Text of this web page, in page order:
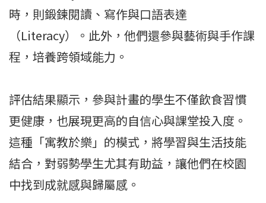
時，則鍛鍊閱讀、寫作與口語表達
（Literacy）。此外，他們還參與藝術與手作課
程，培養跨領域能力。
評估結果顯示，參與計畫的學生不僅飲食習慣
更健康，也展現更高的自信心與課堂投入度。
這種「寓教於樂」的模式，將學習與生活技能
結合，對弱勢學生尤其有助益，讓他們在校園
中找到成就感與歸屬感。